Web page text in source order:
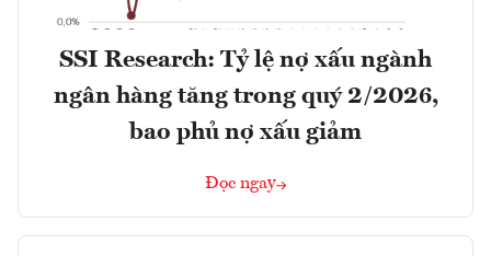
SSI Research: Tỷ lệ nợ xấu ngành
ngân hàng tăng trong quý 2/2026,
bao phủ nợ xấu giảm
Đọc ngay